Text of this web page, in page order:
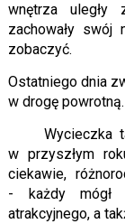
wnętrza uległy
zachowały swój
zobaczyć.
Ostatniego dnia
w drogę powrotną.
Wycieczka
w przyszłym
ciekawie,
- każdy mógł
atrakcyjnego, a